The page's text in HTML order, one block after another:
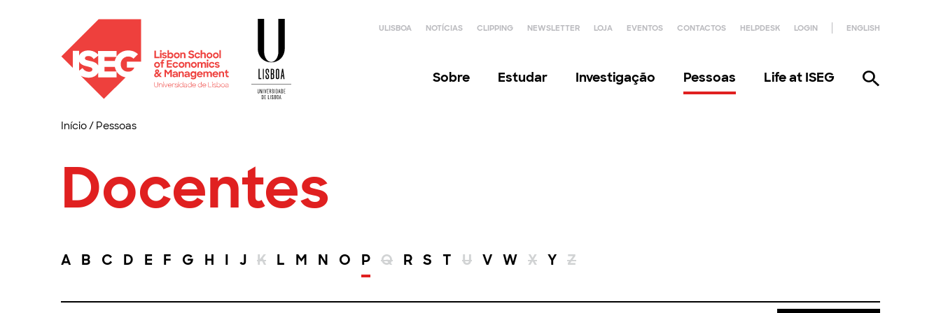
ULISBOA NOTÍCIAS CLIPPING NEWSLETTER LOJA EVENTOS CONTACTOS HELPDESK LOGIN ENGLISH
Sobre Estudar Investigação Pessoas Life at ISEG
Início/ Pessoas
Docentes
A B C D E F G H I J K L M N O P Q R S T U V W X Y Z